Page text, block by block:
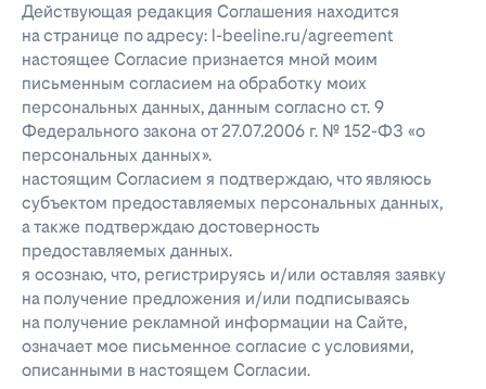
Действующая редакция Соглашения находится
на странице по адресу: l-beeline.ru/agreement
настоящее Согласие признается мной моим
письменным согласием на обработку моих
персональных данных, данным согласно ст. 9
Федерального закона от 27.07.2006 г. № 152-ФЗ «о
персональных данных».
настоящим Согласием я подтверждаю, что являюсь
субъектом предоставляемых персональных данных,
а также подтверждаю достоверность
предоставляемых данных.
я осознаю, что, регистрируясь и/или оставляя заявку
на получение предложения и/или подписываясь
на получение рекламной информации на Сайте,
означает мое письменное согласие с условиями,
описанными в настоящем Согласии.